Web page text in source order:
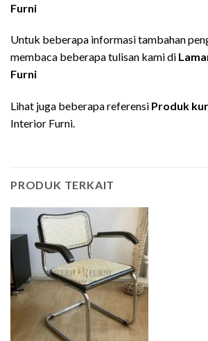
Furni
Untuk beberapa informasi tambahan
membaca beberapa tulisan kami di
Furni
Lihat juga beberapa referensi Produk
Interior Furni.
PRODUK TERKAIT